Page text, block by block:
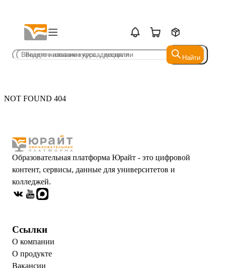
Найти
Найти
NOT FOUND 404
Образовательная платформа Юрайт - это цифровой
контент, сервисы, данные для университетов и
колледжей.
Ссылки
О компании
О продукте
Вакансии